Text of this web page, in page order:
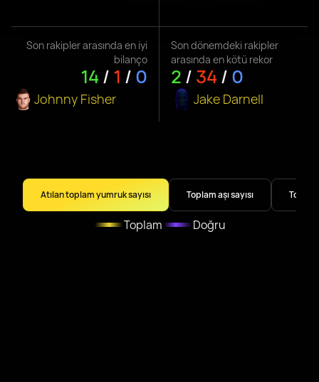
Son rakipler arasında en iyi
bilanço
14 / 1 / 0
Johnny Fisher
Son dönemdeki rakipler
arasında en kötü rekor
2 / 34 / 0
Jake Darnell
Atılan toplam yumruk sayısı Toplam aşı sayısı
Toplam Doğru